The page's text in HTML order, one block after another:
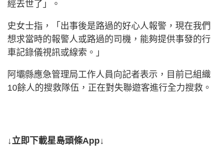
經去世了」。
史女士指，「出事後是路過的好心人報警，現在我們
想求當時的報警人或路過的司機，能夠提供事發的行
車記錄儀視訊或線索。」
阿壩縣應急管理局工作人員向記者表示，目前已組織
10餘人的搜救隊伍，正在對失聯遊客進行全力搜救。
↓立即下載星島頭條App↓